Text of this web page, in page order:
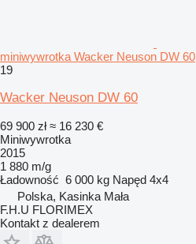
miniwywrotka Wacker Neuson DW 60
19
Wacker Neuson DW 60
69 900 zł ≈ 16 230 €
Miniwywrotka
2015
1 880 m/g
Ładowność 6 000 kg Napęd 4x4
Polska, Kasinka Mała
F.H.U FLORIMEX
Kontakt z dealerem